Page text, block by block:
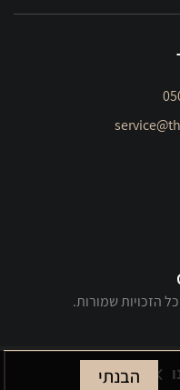
הבנתי